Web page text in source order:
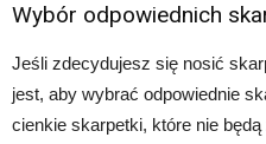
Wybór odpowiednich
Jeśli zdecydujesz się nosić
jest, aby wybrać odpowiednie
cienkie skarpetki, które nie